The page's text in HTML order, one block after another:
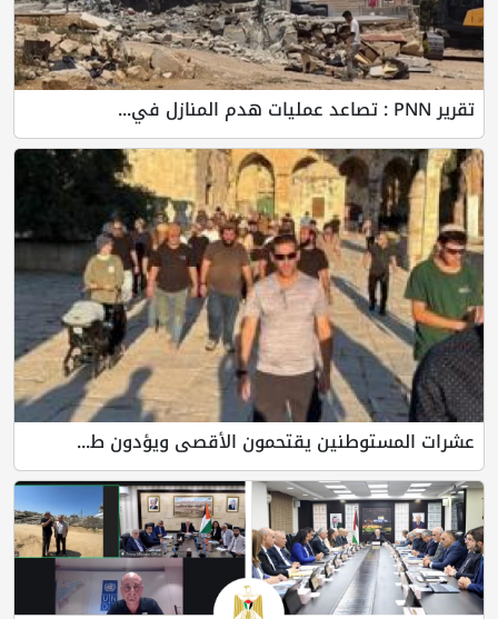
تقرير PNN : تصاعد عمليات هدم المنازل في...
عشرات المستوطنين يقتحمون الأقصى ويؤدون ط...